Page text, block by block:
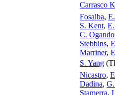
Carrasco
Fosalba,
S. Kent,
C. Ogando
Stebbins,
Marriner,
S. Yang
Nicastro,
Dadina,
Stamerra,